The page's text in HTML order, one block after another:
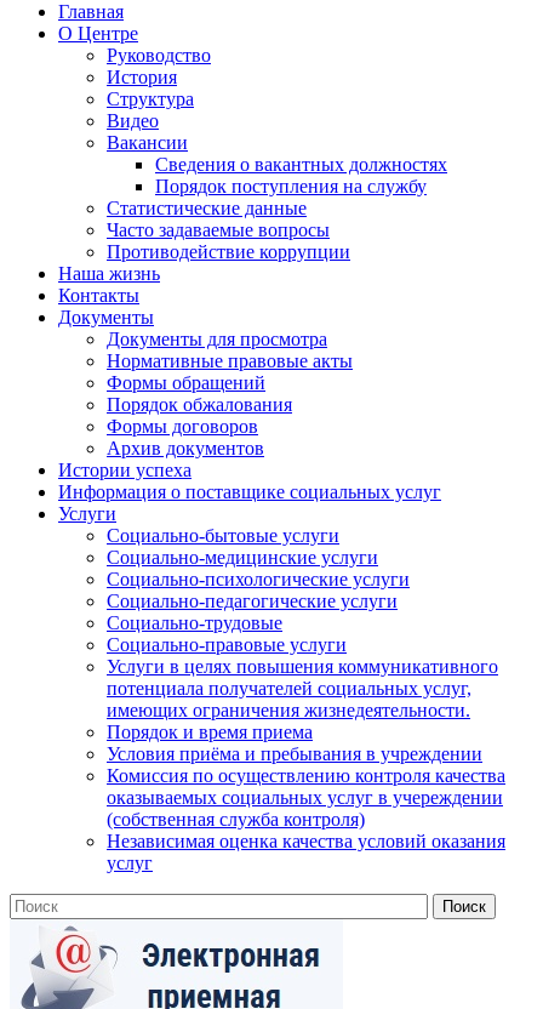
Главная
О Центре
Руководство
История
Структура
Видео
Вакансии
Сведения о вакантных должностях
Порядок поступления на службу
Статистические данные
Часто задаваемые вопросы
Противодействие коррупции
Наша жизнь
Контакты
Документы
Документы для просмотра
Нормативные правовые акты
Формы обращений
Порядок обжалования
Формы договоров
Архив документов
Истории успеха
Информация о поставщике социальных услуг
Услуги
Социально-бытовые услуги
Социально-медицинские услуги
Социально-психологические услуги
Социально-педагогические услуги
Социально-трудовые
Социально-правовые услуги
Услуги в целях повышения коммуникативного
потенциала получателей социальных услуг,
имеющих ограничения жизнедеятельности.
Порядок и время приема
Условия приёма и пребывания в учреждении
Комиссия по осуществлению контроля качества
оказываемых социальных услуг в учереждении
(собственная служба контроля)
Независимая оценка качества условий оказания
услуг